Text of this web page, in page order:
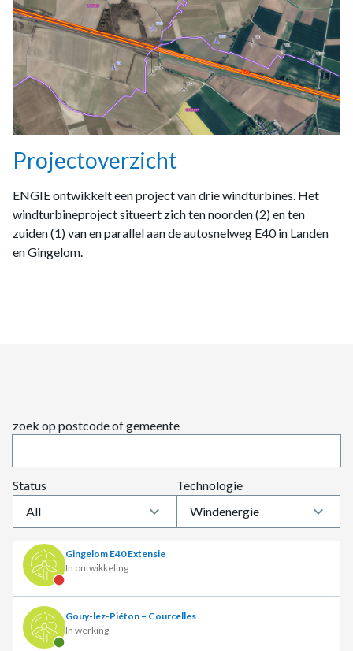
Projectoverzicht
ENGIE ontwikkelt een project van drie windturbines. Het
windturbineproject situeert zich ten noorden (2) en ten
zuiden (1) van en parallel aan de autosnelweg E40 in Landen
en Gingelom.
zoek op postcode of gemeente
Status
keyboard_arrow_down
Technologie
Windenergie
keyboard_arrow_down
In aanbouw
Gent Haven – Darsen II
In aanbouw
Gent Haven – Ghent Coal
In aanbouw
In aanbouw
Gent Haven – Skaldenpark
In ontwikkeling
Gent Haven – Volvo Trucks
Gent haven – Tower Automotive
Gingelom E40 Extensie
In ontwikkeling
Gouy-lez-Piéton – Courcelles
In werking